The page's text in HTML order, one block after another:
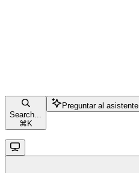
Search...
⌘ K
Preguntar al asistente